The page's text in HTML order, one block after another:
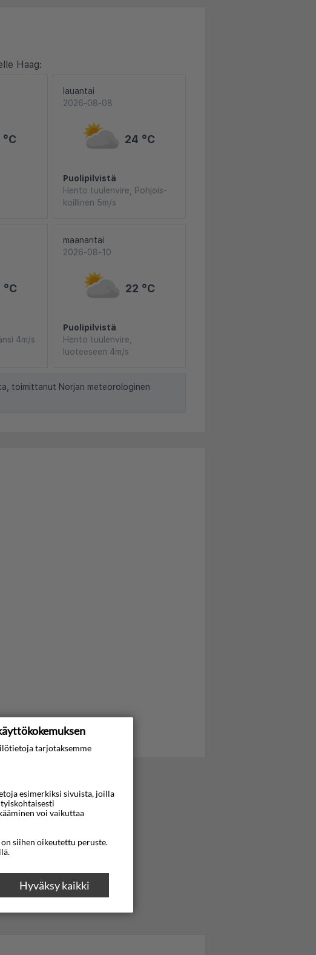
Haag:
°C
lauantai
2026-08-08
24 °C
Puolipilvistä
Hento tuulenvire, Pohjois-
koillinen 5m/s
°C
4m/s
maanantai
2026-08-10
22 °C
Puolipilvistä
Hento tuulenvire,
luoteeseen 4m/s
toimittanut Norjan meteorologinen
tarjotaksemme
esimerkiksi sivuista, joilla
voi vaikuttaa
siihen oikeutettu peruste.
Hyväksy kaikki